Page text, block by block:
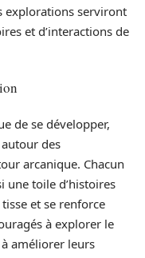
explorations serviront
et d’interactions de
de se développer,
des
arcanique. Chacun
une toile d’histoires
et se renforce
à explorer le
améliorer leurs